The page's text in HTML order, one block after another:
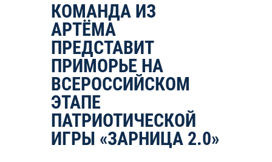
КОМАНДА ИЗ
АРТЁМА
ПРЕДСТАВИТ
ПРИМОРЬЕ НА
ВСЕРОССИЙСКОМ
ЭТАПЕ
ПАТРИОТИЧЕСКОЙ
ИГРЫ «ЗАРНИЦА 2.0»